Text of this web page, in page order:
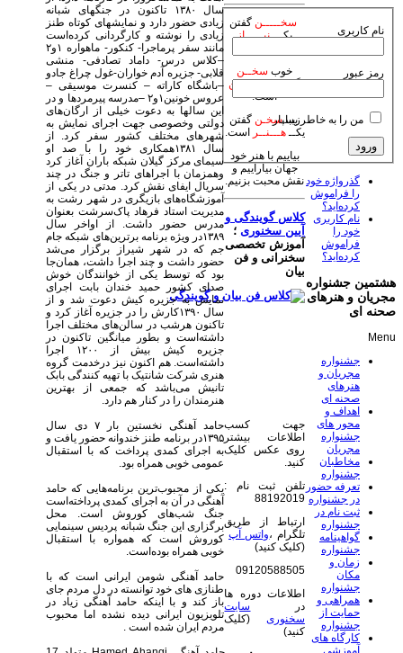
سال ۱۳۸۰ تاکنون در جنگهای شبانه
زیادی حضور دارد و نمایشهای کوتاه طنز
زیادی را نوشته و کارگردانی کرده‌است
مانند سفر پرماجرا- کنکور- ماهواره ۱و۲
–کلاس درس- داماد تصادفی- منشی
قلابی- جزیره آدم خواران-غول چراغ جادو
–باشگاه کاراته – کنسرت موسیقی –
عروس خونین۱و۲ –مدرسه پیرمردها و در
این سالها به دعوت خیلی از ارگان‌های
دولتی وخصوصی جهت اجرای نمایش به
شهرهای مختلف کشور سفر کرد. از
سال ۱۳۸۱همکاری خود را با صد او
سیمای مرکز گیلان شبکه باران آغاز کرد
وهمزمان با اجراهای تاتر و جنگ در چند
سریال ایفای نقش کرد. مدتی در یکی از
آموزشگاه‌های بازیگری در شهر رشت به
مدیریت استاد فرهاد پاک‌سرشت بعنوان
مدرس حضور داشت. از اواخر سال
۱۳۸۹در ویژه برنامه برترین‌های شبکه جام
جم که در شهر شیراز برگزار می‌شد
حضور داشت و چند اجرا داشت، همان‌جا
بود که توسط یکی از خوانندگان خوش
صدای کشور حمید خندان بابت اجرای
نمایش به جزیره کیش دعوت شد و از
سال ۱۳۹۰کارش را در جزیره آغاز کرد و
تاکنون هرشب در سالن‌های مختلف اجرا
داشته‌است و بطور میانگین تاکنون در
جزیره کیش بیش از ۱۲۰۰ اجرا
داشته‌است. هم اکنون نیز درخدمت گروه
هنری شرکت شانتیک با تهیه کنندگی بابک
تانیش می‌باشد که جمعی از بهترین
هنرمندان را در کنار هم دارد.
حامد آهنگی نخستین بار ۷ دی سال
۱۳۹۵در برنامه طنز خندوانه حضور یافت و
به اجرای کمدی پرداخت که با استقبال
عمومی خوبی همراه بود.
یکی از محبوب‌ترین برنامه‌هایی که حامد
آهنگی در آن به اجرای کمدی پرداخته‌است
جنگ شب‌های کوروش است. محل
برگزاری این جنگ شبانه پردیس سینمایی
کوروش است که همواره با استقبال
خوبی همراه بوده‌است.
حامد آهنگی شومن ایرانی است که با
طنازی های خود توانسته در دل مردم جای
باز کند و با اینکه حامد آهنگی زیاد در
تلویزیون ایرانی دیده نشده اما محبوب
مردم ایران شده است .
سخـــــنگفتن
یکـــنیـــــاز
خوب سخــن
گفتن یکـفـــــن
است.
زیباسخـن گفتن
یکــهـــنــر
است.
بیاییم با هنر خود
جهان بیاراییم و
نقش محبت بزنیم.
کلاس گویندگی و
آیین سخنوری ؛
آموزش تخصصی
سخنرانی و فن
بیان
جهت کسب
اطلاعات بیشتر
روی عکس کلیک
کنید.
تلفن ثبت نام :
88192019
ارتباط از طریق
تلگرام ،واتس آپ
(کلیک کنید)
09120588505
اطلاعات دوره ها
در
سایت
سخنوری (کلیک
کنید)
نام کاربری
رمز عبور
من را به خاطر بسپار
گذرواژه خود
را فراموش
کرده‌اید؟
نام کاربری
خود را
فراموش
کرده‌اید؟
هشتمین جشنواره
مجریان و هنرهای
صحنه ای
Menu
جشنواره
مجریان و
هنرهای
صحنه ای
اهداف و
محور های
جشنواره
مجریان
مخاطبان
جشنواره
تعرفه حضور
در جشنواره
ثبت نام در
جشنواره
گواهینامه
جشنواره
زمان و
مکان
جشنواره
همراهی و
حمایت از
جشنواره
کارگاه های
آموزشی